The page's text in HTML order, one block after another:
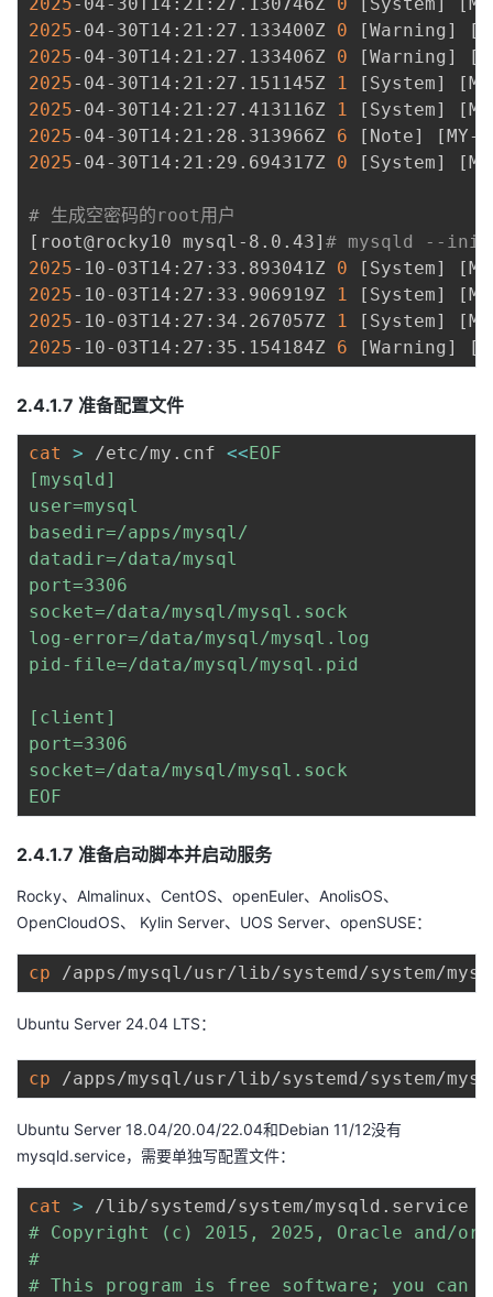
2025-04-30T14:21:27.133400Z 0 [Warning ] [
2025-04-30T14:21:27.133406Z 0 [Warning ] [
2025-04-30T14:21:27.151145Z 1 [ System] [
2025-04-30T14:21:27.413116Z 1 [ System] [
2025-04-30T14:21:28.313966Z 6 [ Note] [MY-
2025-04-30T14:21:29.694317Z 0 [ System] [
# 生成空密码的root用户
[ root@rocky10 mysql-8.0.43] # mysqld --
2025-10-03T14:27:33.893041Z 0 [ System] [
2025-10-03T14:27:33.906919Z 1 [ System] [
2025-10-03T14:27:34.267057Z 1 [ System] [
2025-10-03T14:27:35.154184Z 6 [Warning ] [
2.4.1.7 准备配置文件
cat > /etc/my.cnf <<EOF
[mysqld]
user=mysql
basedir=/apps/mysql/
datadir=/data/mysql
port=3306
socket=/data/mysql/mysql.sock
log-error=/data/mysql/mysql.log
pid-file=/data/mysql/mysql.pid
[client]
port=3306
socket=/data/mysql/mysql.sock
EOF
2.4.1.7 准备启动脚本并启动服务
Rocky、Almalinux、CentOS、openEuler、AnolisOS、
OpenCloudOS、 Kylin Server、UOS Server、openSUSE：
cp
Ubuntu Server 24.04 LTS：
cp
Ubuntu Server 18.04/20.04/22.04和Debian 11/12没有
mysqld.service，需要单独写配置文件：
cat > /lib/systemd/system/mysqld.service
# Copyright (c) 2015, 2025, Oracle
#
# This program is free software; you